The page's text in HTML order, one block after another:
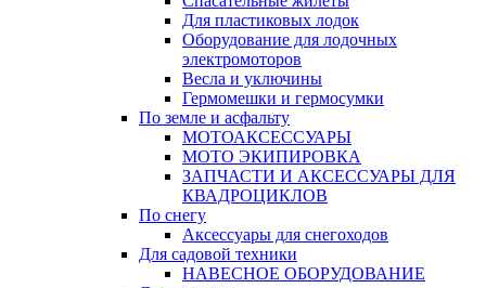
Для пластиковых лодок
Оборудование для лодочных
электромоторов
Весла и уключины
Гермомешки и гермосумки
По земле и асфальту
МОТОАКСЕССУАРЫ
МОТО ЭКИПИРОВКА
ЗАПЧАСТИ И АКСЕССУАРЫ ДЛЯ
КВАДРОЦИКЛОВ
По снегу
Аксессуары для снегоходов
Для садовой техники
НАВЕСНОЕ ОБОРУДОВАНИЕ